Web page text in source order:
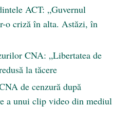
ACT: „Guvernul
o criză în alta. Astăzi, în
CNA: „Libertatea de
la tăcere
de cenzură după
a unui clip video din mediul